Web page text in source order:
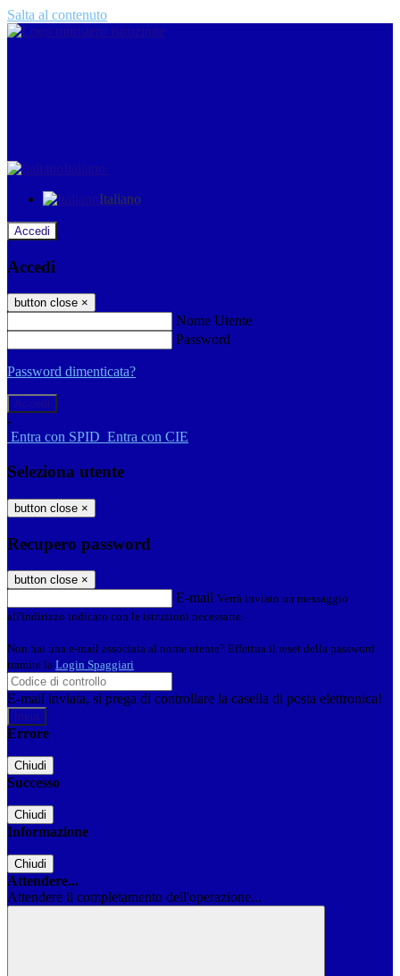
Salta al contenuto
Italiano
Italiano
Accedi
Accedi
button close ×
Nome Utente
Password
Password dimenticata?
-
Entra con SPID Entra con CIE
Seleziona utente
button close ×
Recupero password
button close ×
E-mail Verrà inviato un messaggio
all'indirizzo indicato con le istruzioni necessarie.
Non hai una e-mail associata al nome utente? Effettua il reset della password
tramite la Login Spaggiari
E-mail inviata, si prega di controllare la casella di posta elettronica!
Errore
Chiudi
Successo
Chiudi
Informazione
Chiudi
Attendere...
Attendere il completamento dell'operazione...